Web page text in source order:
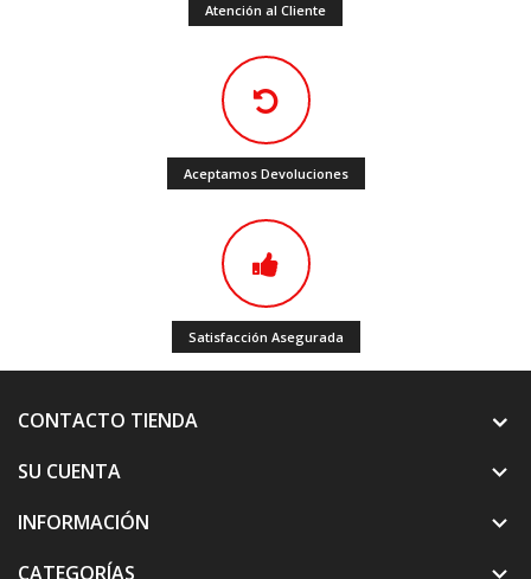
Atención al Cliente
Aceptamos Devoluciones
Satisfacción Asegurada
CONTACTO TIENDA
SU CUENTA

INFORMACIÓN 
CATEGORÍAS